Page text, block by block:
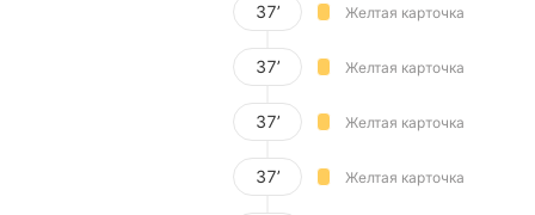
37’ Желтая карточка
37’ Желтая карточка
37’ Желтая карточка
37’ Желтая карточка